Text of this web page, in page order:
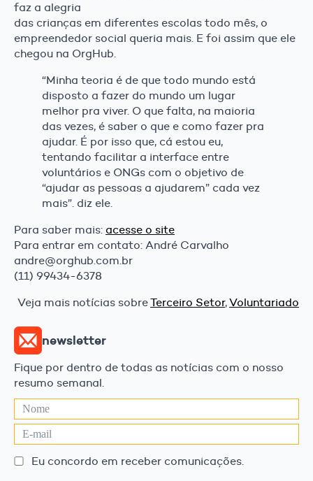
faz a alegria
das crianças em diferentes escolas todo mês, o
empreendedor social queria mais. E foi assim que ele
chegou na OrgHub.
“Minha teoria é de que todo mundo está
disposto a fazer do mundo um lugar
melhor pra viver. O que falta, na maioria
das vezes, é saber o que e como fazer pra
ajudar. É por isso que, cá estou eu,
tentando facilitar a interface entre
voluntários e ONGs com o objetivo de
“ajudar as pessoas a ajudarem” cada vez
mais”. diz ele.
Para saber mais: acesse o site
Para entrar em contato: André Carvalho
andre@orghub.com.br
(11) 99434-6378
Veja mais notícias sobreTerceiro Setor,Voluntariado
newsletter
Fique por dentro de todas as notícias com o nosso
resumo semanal.
Eu concordo em receber comunicações.